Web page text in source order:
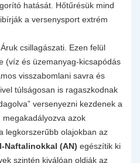
hatását. Hőtűrésük mind
a versenysport extrém
Áruk csillagászati. Ezen felül
(víz és üzemanyag-kicsapódás
visszabomlani savra és
túlságosan is ragaszkodnak
versenyezni kezdenek a
azok
legkorszerűbb olajokban az
Naftalinokkal (AN) egészítik ki
szintén kiválóan oldják az